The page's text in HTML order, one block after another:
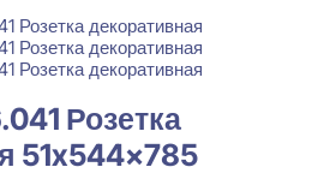
Розетка
51x544x785